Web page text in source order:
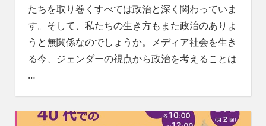
引
き
継
な
ち
たちを取り巻くすべては政治と深く関わっていま
す。そして、私たちの生き方もまた政治のありよ
うと無関係なのでしょうか。メディア社会を生き
る今、ジェンダーの視点から政治を考えることは
…